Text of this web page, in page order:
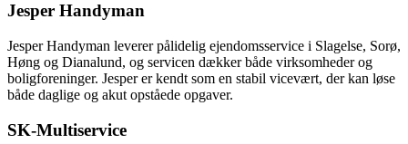
Jesper Handyman
Jesper Handyman leverer pålidelig ejendomsservice i Slagelse, Sorø,
Høng og Dianalund, og servicen dækker både virksomheder og
boligforeninger. Jesper er kendt som en stabil vicevært, der kan løse
både daglige og akut opståede opgaver.
SK-Multiservice